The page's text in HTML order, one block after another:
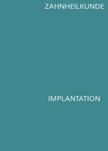
ZAHNHEILKUNDE
IMPLANTATION